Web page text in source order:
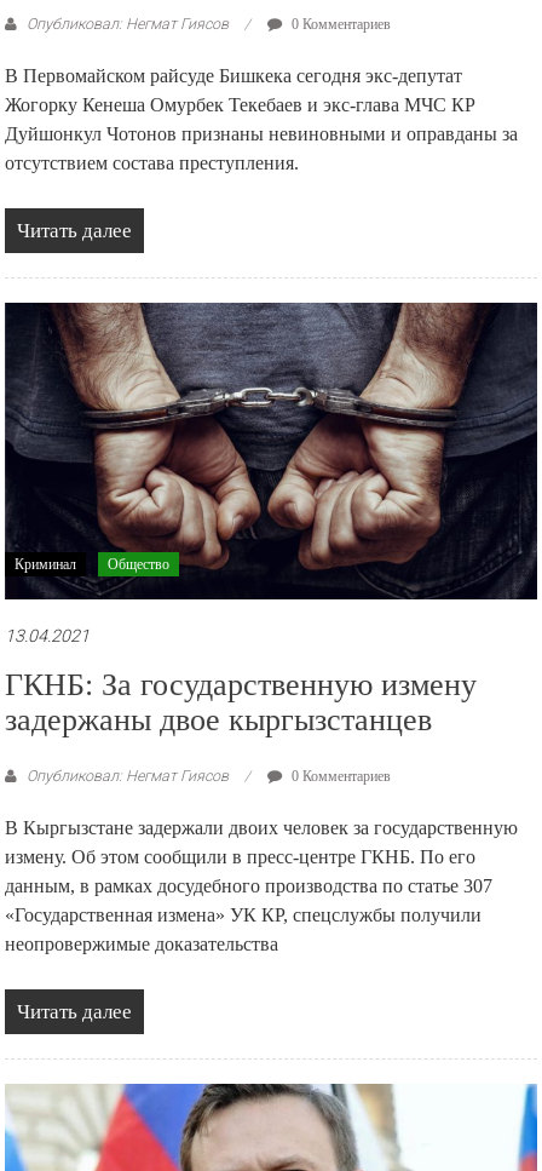
Опубликовал: Негмат Гиясов 0 Комментариев
В Первомайском райсуде Бишкека сегодня экс-депутат
Жогорку Кенеша Омурбек Текебаев и экс-глава МЧС КР
Дуйшонкул Чотонов признаны невиновными и оправданы за
отсутствием состава преступления.
Читать далее
Криминал Общество
13.04.2021
ГКНБ: За государственную измену
задержаны двое кыргызстанцев
Опубликовал: Негмат Гиясов 0 Комментариев
В Кыргызстане задержали двоих человек за государственную
измену. Об этом сообщили в пресс-центре ГКНБ. По его
данным, в рамках досудебного производства по статье 307
«Государственная измена» УК КР, спецслужбы получили
неопровержимые доказательства
Читать далее